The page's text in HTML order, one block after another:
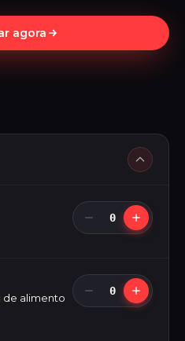
agora
0
de alimento
0